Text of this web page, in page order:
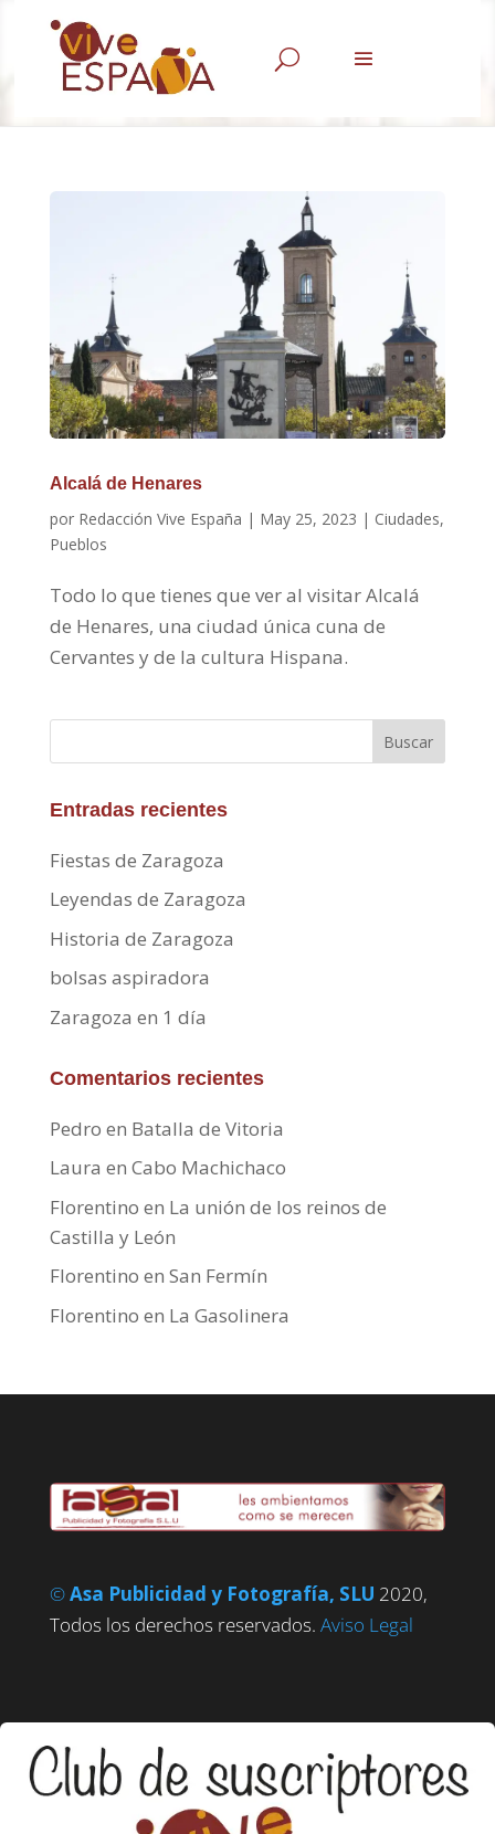
U
Alcalá de Henares
por Redacción Vive España | May 25, 2023 | Ciudades,
Pueblos
Todo lo que tienes que ver al visitar Alcalá
de Henares, una ciudad única cuna de
Cervantes y de la cultura Hispana.
Buscar
Entradas recientes
Fiestas de Zaragoza
Leyendas de Zaragoza
Historia de Zaragoza
bolsas aspiradora
Zaragoza en 1 día
Comentarios recientes
Pedro en Batalla de Vitoria
Laura en Cabo Machichaco
Florentino en La unión de los reinos de
Castilla y León
Florentino en San Fermín
Florentino en La Gasolinera
©Asa Publicidad y Fotografía, SLU 2020,
Todos los derechos reservados. Aviso Legal